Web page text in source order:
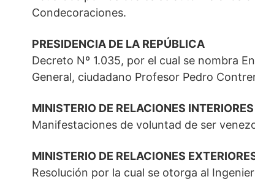
Condecoraciones.
PRESIDENCIA DE LA REPÚBLICA
Decreto Nº 1.035, por el cual se nombra
General, ciudadano Profesor Pedro
MINISTERIO DE RELACIONES INTERIORES
Manifestaciones de voluntad de ser
MINISTERIO DE RELACIONES
Resolución por la cual se otorga al